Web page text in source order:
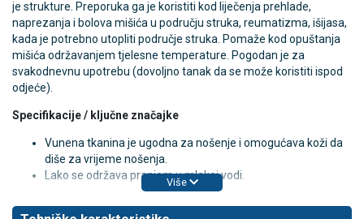
je strukture. Preporuka ga je koristiti kod liječenja prehlade,
naprezanja i bolova mišića u području struka, reumatizma, išijasa,
kada je potrebno utopliti područje struka. Pomaže kod opuštanja
mišića održavanjem tjelesne temperature. Pogodan je za
svakodnevnu upotrebu (dovoljno tanak da se može koristiti ispod
odjeće).
Specifikacije / ključne značajke
Vunena tkanina je ugodna za nošenje i omogućava koži da
diše za vrijeme nošenja.
Lako se održava pranjem u mlakoj vodi.
Više